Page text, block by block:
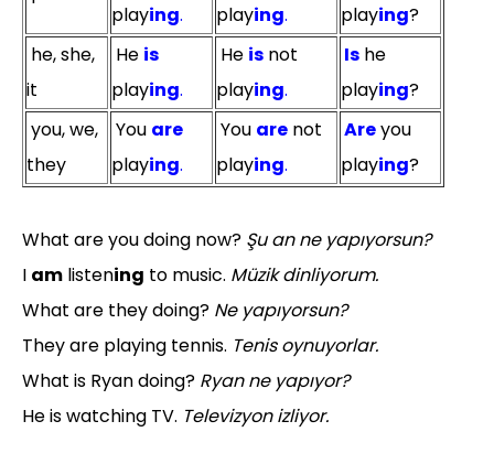
playing. playing. playing?
he, she,
it
He is
playing.
He is not
playing.
Is he
playing?
you, we,
they
You are
playing.
You are not
playing.
Areyou
playing?
What are you doing now? Şu an ne yapıyorsun?
I am listening to music. Müzik dinliyorum.
What are they doing? Ne yapıyorsun?
They are playing tennis. Tenis oynuyorlar.
What is Ryan doing? Ryan ne yapıyor?
He is watching TV. Televizyon izliyor.